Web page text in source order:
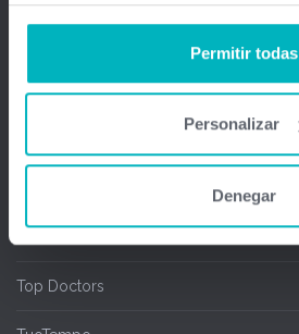
Permitir todas
Personalizar
Denegar
Chipcard & Redsa
Top Doctors